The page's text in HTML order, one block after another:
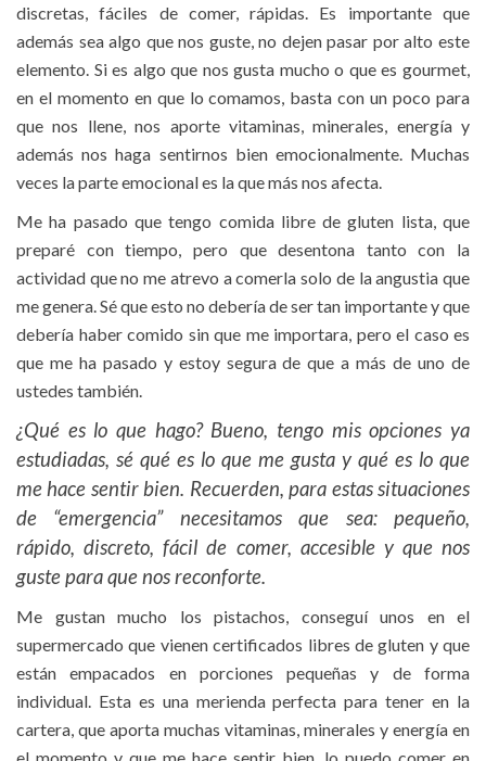
discretas, fáciles de comer, rápidas. Es importante que
además sea algo que nos guste, no dejen pasar por alto este
elemento. Si es algo que nos gusta mucho o que es gourmet,
en el momento en que lo comamos, basta con un poco para
que nos llene, nos aporte vitaminas, minerales, energía y
además nos haga sentirnos bien emocionalmente. Muchas
veces la parte emocional es la que más nos afecta.
Me ha pasado que tengo comida libre de gluten lista, que
preparé con tiempo, pero que desentona tanto con la
actividad que no me atrevo a comerla solo de la angustia que
me genera. Sé que esto no debería de ser tan importante y que
debería haber comido sin que me importara, pero el caso es
que me ha pasado y estoy segura de que a más de uno de
ustedes también.
¿Qué es lo que hago? Bueno, tengo mis opciones ya
estudiadas, sé qué es lo que me gusta y qué es lo que
me hace sentir bien. Recuerden, para estas situaciones
de “emergencia” necesitamos que sea: pequeño,
rápido, discreto, fácil de comer, accesible y que nos
guste para que nos reconforte.
Me gustan mucho los pistachos, conseguí unos en el
supermercado que vienen certificados libres de gluten y que
están empacados en porciones pequeñas y de forma
individual. Esta es una merienda perfecta para tener en la
cartera, que aporta muchas vitaminas, minerales y energía en
el momento y que me hace sentir bien, lo puedo comer en